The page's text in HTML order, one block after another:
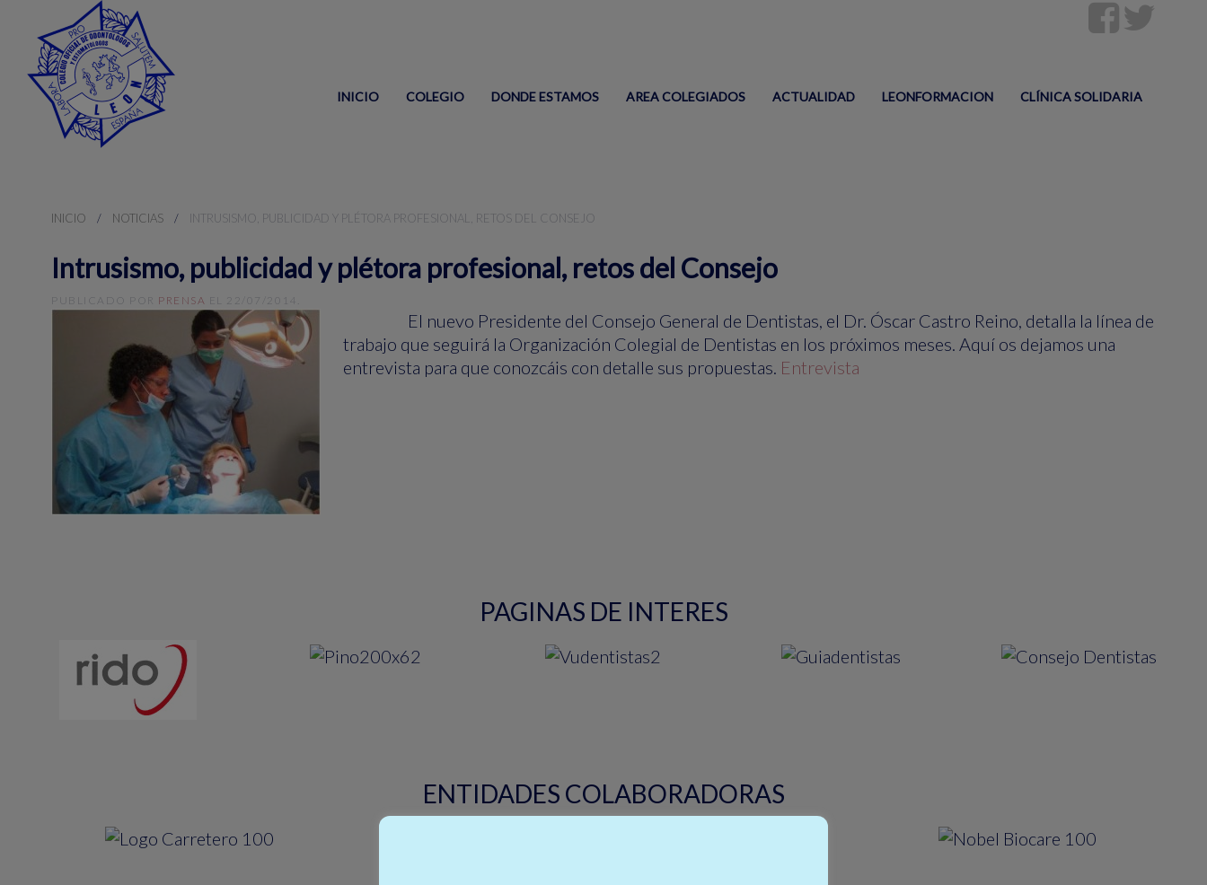
INICIO COLEGIO DONDE ESTAMOS AREA COLEGIADOS ACTUALIDAD LEONFORMACION CLÍNICA SOLIDARIA
INICIO NOTICIAS INTRUSISMO, PUBLICIDAD Y PLÉTORA PROFESIONAL, RETOS DEL CONSEJO
Intrusismo, publicidad y plétora profesional, retos del Consejo
PUBLICADO POR PRENSA EL 22/07/2014
El nuevo Presidente del Consejo General de Dentistas, el Dr. Óscar Castro Reino, detalla la línea de
trabajo que seguirá la Organización Colegial de Dentistas en los próximos meses. Aquí os dejamos una
entrevista para que conozcáis con detalle sus propuestas. Entrevista
PAGINAS DE INTERES
ENTIDADES COLABORADORAS